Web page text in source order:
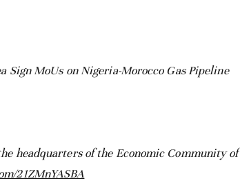
Sign MoUs on Nigeria-Morocco Gas Pipeline
headquarters of the Economic Community of
21ZMnYASBA